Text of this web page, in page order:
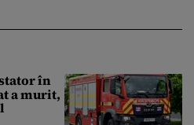
în
a murit,